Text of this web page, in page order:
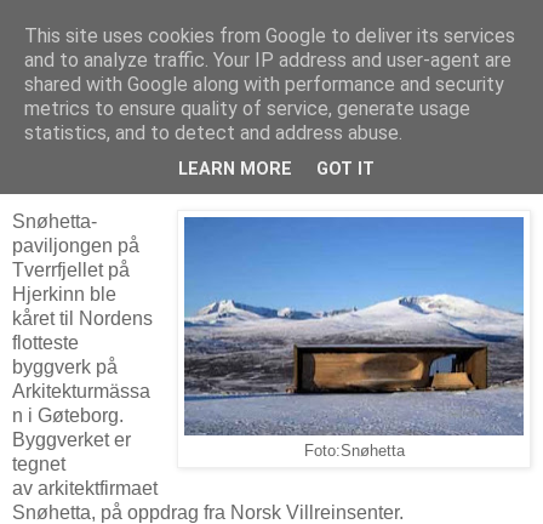
Arkitektur & Miljøteknologi
05 november 2011
Priser til Snøhettas villreinsenter
Foto:Snøhetta
Snøhetta-
paviljongen på
Tverrfjellet på
Hjerkinn ble
kåret til Nordens
flotteste
byggverk på
Arkitekturmässa
n i Gøteborg.
Byggverket er
tegnet
av arkitektfirmaet
Snøhetta, på oppdrag fra Norsk Villreinsenter.
This site uses cookies from Google to deliver its services
and to analyze traffic. Your IP address and user-agent are
shared with Google along with performance and security
metrics to ensure quality of service, generate usage
statistics, and to detect and address abuse.
LEARN MORE GOT IT